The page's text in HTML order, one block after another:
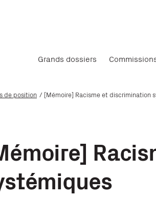
Grands dossiers
de position [Mémoire] Racisme et discrimination